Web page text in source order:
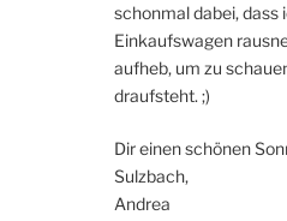
schonmal dabei, dass
Einkaufswagen
aufheb, um zu
draufsteht. ;)
Dir einen schönen
Sulzbach,
Andrea